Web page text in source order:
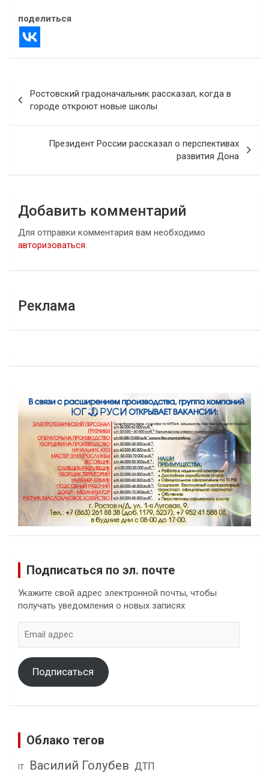
поделиться
по
записям
Ростовский градоначальник рассказал, когда в
городе откроют новые школы
Президент России рассказал о перспективах
развития Дона
Добавить комментарий
Для отправки комментария вам необходимо
авторизоваться.
Реклама
Подписаться по эл. почте
Укажите свой адрес электронной почты, чтобы
получать уведомления о новых записях
адрес
Подписаться
Облако тегов
IT Василий Голубев ДТП